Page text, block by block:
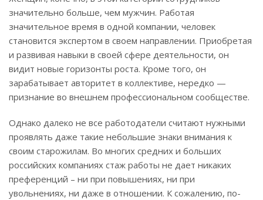
значительно больше, чем мужчин. Работая
значительное время в одной компании, человек
становится экспертом в своем направлении. Приобретая
и развивая навыки в своей сфере деятельности, он
видит новые горизонты роста. Кроме того, он
зарабатывает авторитет в коллективе, нередко —
признание во внешнем профессиональном сообществе.
Однако далеко не все работодатели считают нужными
проявлять даже такие небольшие знаки внимания к
своим старожилам. Во многих средних и больших
российских компаниях стаж работы не дает никаких
преференций – ни при повышениях, ни при
увольнениях, ни даже в отношении. К сожалению, по-